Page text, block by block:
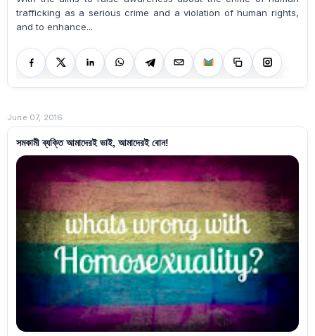
trafficking as a serious crime and a violation of human rights,
and to enhance...
June 07, 2016
সমকামী ব্যক্তি আমাদেরই ভাই, আমাদেরই বোন!